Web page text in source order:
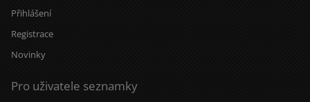
Přihlášení
Registrace
Novinky
Pro uživatele seznamky